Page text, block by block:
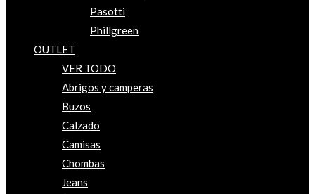
Pasotti
Phillgreen
OUTLET
VER TODO
Abrigos y camperas
Buzos
Calzado
Camisas
Chombas
Jeans